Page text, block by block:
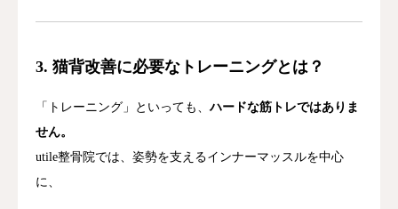
3. 猫背改善に必要なトレーニングとは？
「トレーニング」といっても、ハードな筋トレではありま
せん。
utile整骨院では、姿勢を支えるインナーマッスルを中心
に、